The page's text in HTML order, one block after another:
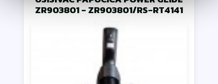
ZR903801- ZR903801/RS-RT4141